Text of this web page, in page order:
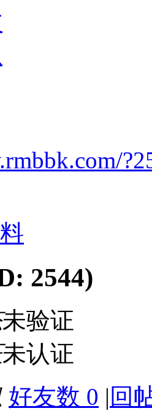
2544)
未验证
未认证
好友数 0 | 回